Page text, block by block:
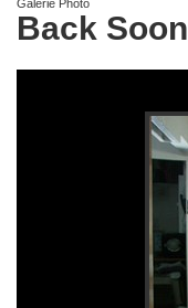
Galerie Photo
Back Soon